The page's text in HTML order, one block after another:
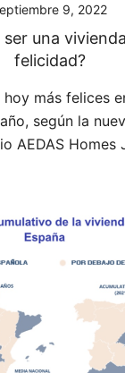
9, 2022
una
felicidad?
más felices
según la
AEDAS Homes